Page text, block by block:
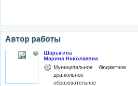
Автор работы
Шарыгина
Марина Николаевна
Муниципальное бюджетное
дошкольное
образовательное